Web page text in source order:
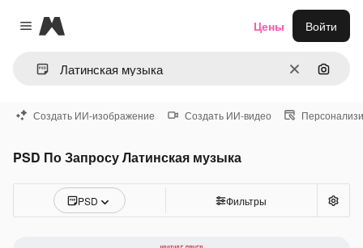
Close menu
Magnific
ОчиститьПоиск
Цены Войти
Создать ИИ-изображение Создать ИИ-видео
PSD По Запросу Латинская музыка
PSD Фильтры